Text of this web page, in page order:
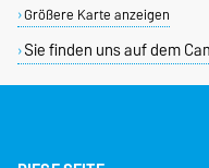
Größere Karte anzeigen
Sie finden uns auf dem